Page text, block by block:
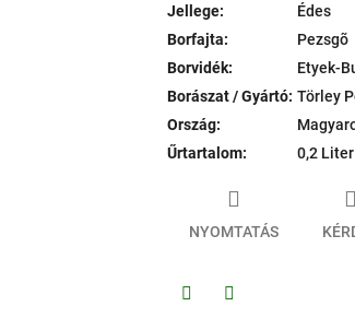
Jellege:
Édes
Borfajta:
Pezsgõ
Borvidék:
Etyek-
Borászat / Gyártó: Törley
Ország:
Űrtartalom: 0,2 Liter
NYOMTATÁS